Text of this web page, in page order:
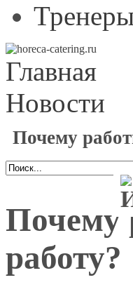
Главная
Новости
Почему
Почему
работу?